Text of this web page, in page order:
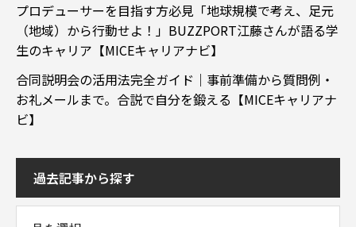
プロデューサーを目指す方必見「地球規模で考え、足元
（地域）から行動せよ！」BUZZPORT江藤さんが語る学
生のキャリア【MICEキャリアナビ】
合同説明会の活用法完全ガイド｜事前準備から質問例・
お礼メールまで。合説で自分を鍛える【MICEキャリアナ
ビ】
過去記事から探す